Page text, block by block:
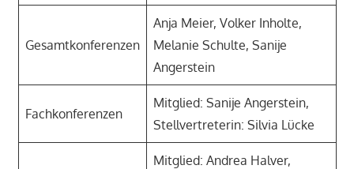
Gesamtkonferenzen
Anja Meier, Volker Inholte,
Melanie Schulte, Sanije
Angerstein
Fachkonferenzen
Mitglied: Sanije Angerstein,
Stellvertreterin: Silvia Lücke
Mitglied: Andrea Halver,